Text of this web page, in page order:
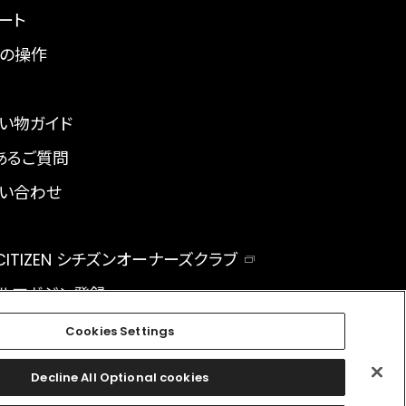
ト
操作
物ガイド
るご質問
合わせ
シチズンオーナーズクラブ
マガジン登録
twitter
Cookies Settings
Decline All Optional cookies